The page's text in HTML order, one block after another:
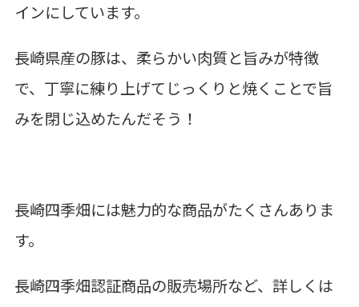
インにしています。
長崎県産の豚は、柔らかい肉質と旨みが特徴
で、丁寧に練り上げてじっくりと焼くことで旨
みを閉じ込めたんだそう！
長崎四季畑には魅力的な商品がたくさんありま
す。
長崎四季畑認証商品の販売場所など、詳しくは